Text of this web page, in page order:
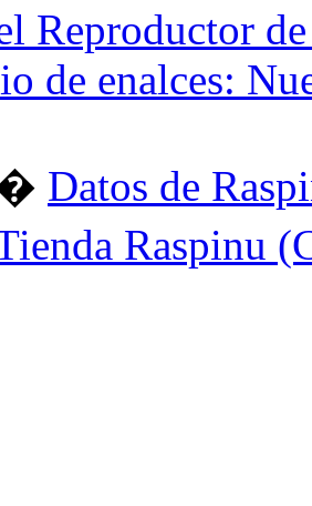
Reproductor
de enalces:
Datos de
Raspinu